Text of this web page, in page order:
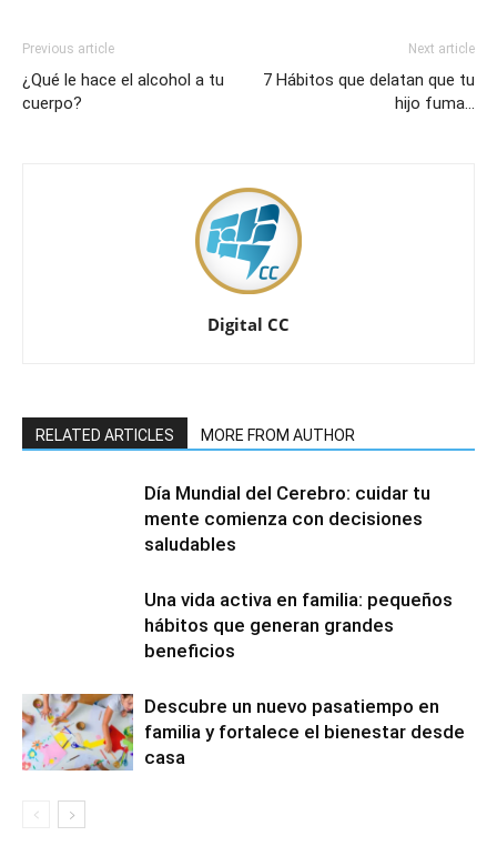
Previous article
¿Qué le hace el alcohol a tu
cuerpo?
Next article
7 Hábitos que delatan que tu
hijo fuma…
Digital CC
RELATED ARTICLES MORE FROM AUTHOR
Día Mundial del Cerebro: cuidar tu
mente comienza con decisiones
saludables
Una vida activa en familia: pequeños
hábitos que generan grandes
beneficios
Descubre un nuevo pasatiempo en
familia y fortalece el bienestar desde
casa